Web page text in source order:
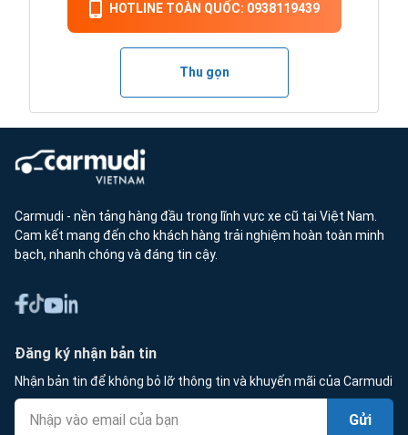
HOTLINE TOÀN QUỐC: 0938119439
Thu gọn
Carmudi - nền tảng hàng đầu trong lĩnh vực xe cũ tại Việt Nam.
Cam kết mang đến cho khách hàng trải nghiệm hoàn toàn minh
bạch, nhanh chóng và đáng tin cậy.
Đăng ký nhận bản tin
Nhận bản tin để không bỏ lỡ thông tin và khuyến mãi của Carmudi
Gửi